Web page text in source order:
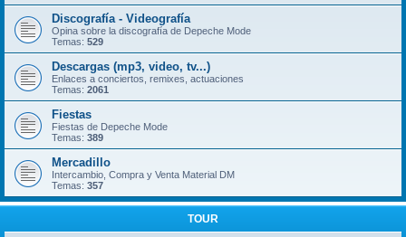
Discografía - Videografía
Opina sobre la discografía de Depeche Mode
Temas: 529
Descargas (mp3, video, tv...)
Enlaces a conciertos, remixes, actuaciones
Temas: 2061
Fiestas
Fiestas de Depeche Mode
Temas: 389
Mercadillo
Intercambio, Compra y Venta Material DM
Temas: 357
TOUR